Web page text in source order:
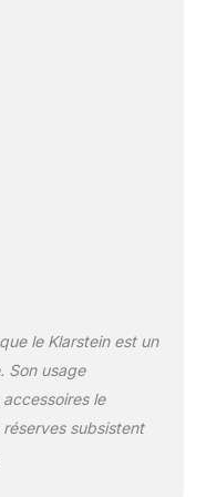
: Grâce
à
d'une vitesse
ou à pulser
une
parfaite,
patissier
de
Le
POUR UNE
:
le Klarstein est un
Son usage
le
subsistent